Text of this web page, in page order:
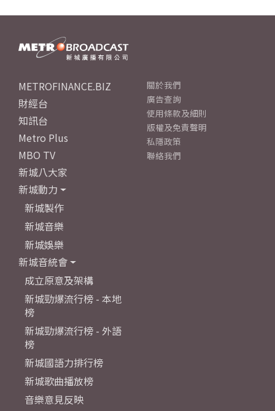
METROFINANCE.BIZ
財經台
知訊台
Metro Plus
MBO TV
新城八大家
新城動力
新城製作
新城音樂
新城娛樂
新城音統會
成立原意及架構
新城勁爆流行榜 - 本地
榜
新城勁爆流行榜 - 外語
榜
新城國語力排行榜
新城歌曲播放榜
音樂意見反映
關於我們
廣告查詢
使用條款及細則
版權及免責聲明
私隱政策
聯絡我們